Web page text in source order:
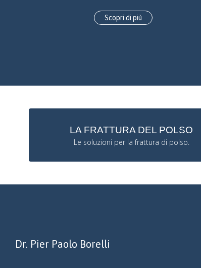
Scopri di più
LA FRATTURA DEL POLSO
Le soluzioni per la frattura di polso.
Dr. Pier Paolo Borelli